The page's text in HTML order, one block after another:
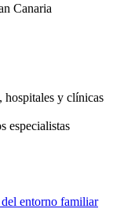
Canaria
hospitales y clínicas
especialistas
entorno familiar